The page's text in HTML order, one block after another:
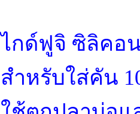
ไกด์ฟูจิ ซิลิคอ
สำหรั